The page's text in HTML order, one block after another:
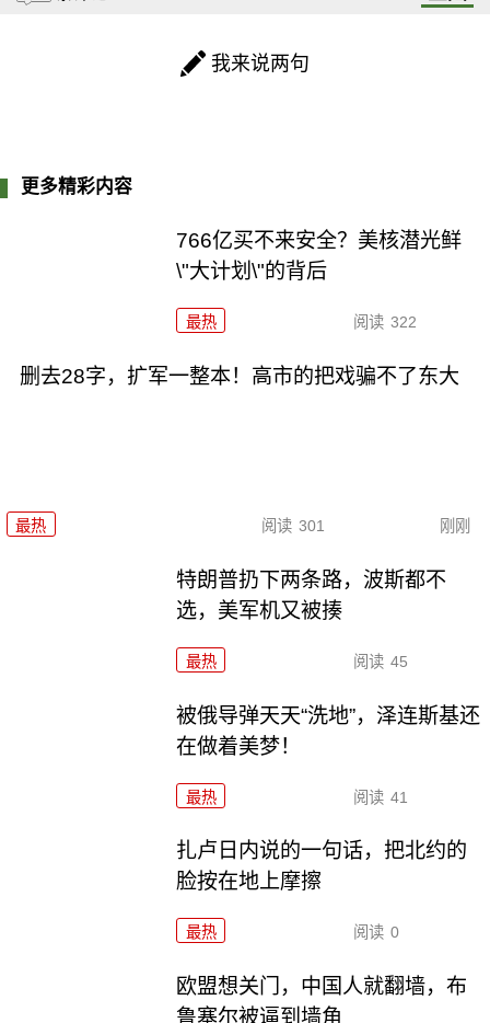
我来说两句
更多精彩内容
766亿买不来安全？美核潜光鲜
\"大计划\"的背后
最热 阅读 322
删去28字，扩军一整本！高市的把戏骗不了东大
最热 阅读 301 刚刚
特朗普扔下两条路，波斯都不
选，美军机又被揍
最热 阅读 45
被俄导弹天天“洗地”，泽连斯基还
在做着美梦！
最热 阅读 41
扎卢日内说的一句话，把北约的
脸按在地上摩擦
最热 阅读 0
欧盟想关门，中国人就翻墙，布
鲁塞尔被逼到墙角